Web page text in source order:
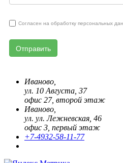
Иваново,
ул. 10 Августа, 37
офис 27, второй этаж
Иваново,
ул. ул. Лежневская, 46
офис 3, первый этаж
+7-4932-58-11-77